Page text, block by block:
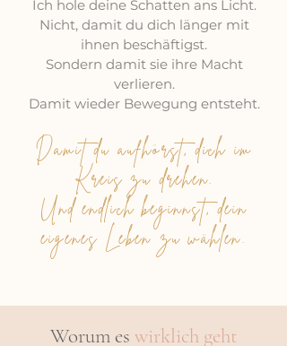
Ich hole deine Schatten ans Licht.
Nicht, damit du dich länger mit
ihnen beschäftigst.
Sondern damit sie ihre Macht
verlieren.
Damit wieder Bewegung entsteht.
Damit du aufhörst, dich im
Kreis zu drehen.
Und endlich beginnst, dein
eigenes Leben zu wählen.
Worum es wirklich geht